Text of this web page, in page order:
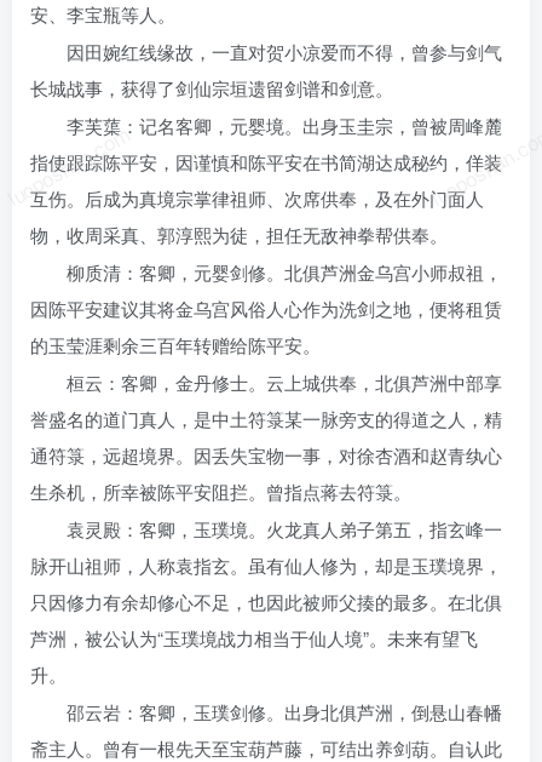
luoposhan.com
安、李宝瓶等人。
因田婉红线缘故，一直对贺小凉爱而不得，曾参与剑气
长城战事，获得了剑仙宗垣遗留剑谱和剑意。
李芙蕖：记名客卿，元婴境。出身玉圭宗，曾被周峰麓
指使跟踪陈平安，因谨慎和陈平安在书简湖达成秘约，佯装
互伤。后成为真境宗掌律祖师、次席供奉，及在外门面人
物，收周采真、郭淳熙为徒，担任无敌神拳帮供奉。
柳质清：客卿，元婴剑修。北俱芦洲金乌宫小师叔祖，
因陈平安建议其将金乌宫风俗人心作为洗剑之地，便将租赁
的玉莹涯剩余三百年转赠给陈平安。
桓云：客卿，金丹修士。云上城供奉，北俱芦洲中部享
誉盛名的道门真人，是中土符箓某一脉旁支的得道之人，精
通符箓，远超境界。因丢失宝物一事，对徐杏酒和赵青纨心
生杀机，所幸被陈平安阻拦。曾指点蒋去符箓。
袁灵殿：客卿，玉璞境。火龙真人弟子第五，指玄峰一
脉开山祖师，人称袁指玄。虽有仙人修为，却是玉璞境界，
只因修力有余却修心不足，也因此被师父揍的最多。在北俱
芦洲，被公认为“玉璞境战力相当于仙人境”。未来有望飞
升。
邵云岩：客卿，玉璞剑修。出身北俱芦洲，倒悬山春幡
斋主人。曾有一根先天至宝葫芦藤，可结出养剑葫。自认此